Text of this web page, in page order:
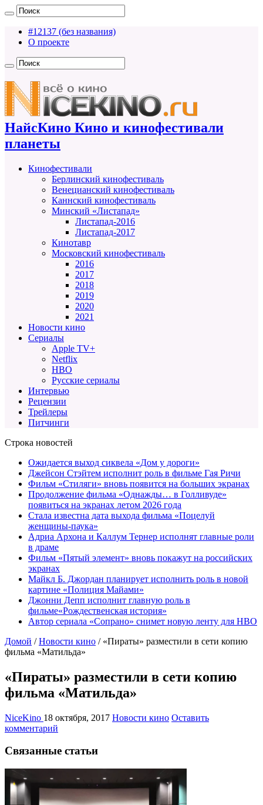
#12137 (без названия)
О проекте
НайсКино Кино и кинофестивали
планеты
Кинофестивали
Берлинский кинофестиваль
Венецианский кинофестиваль
Каннский кинофестиваль
Минский «Листапад»
Листапад-2016
Листапад-2017
Кинотавр
Московский кинофестиваль
2016
2017
2018
2019
2020
2021
Новости кино
Сериалы
Apple TV+
Netflix
HBO
Русские сериалы
Интервью
Рецензии
Трейлеры
Питчинги
Строка новостей
Ожидается выход сиквела «Дом у дороги»
Джейсон Стэйтем исполнит роль в фильме Гая Ричи
Фильм «Стиляги» вновь появится на больших экранах
Продолжение фильма «Однажды… в Голливуде»
появиться на экранах летом 2026 года
Стала известна дата выхода фильма «Поцелуй
женщины-паука»
Адриа Архона и Каллум Тернер исполнят главные роли
в драме
Фильм «Пятый элемент» вновь покажут на российских
экранах
Майкл Б. Джордан планирует исполнить роль в новой
картине «Полиция Майами»
Джонни Депп исполнит главную роль в
фильме«Рождественская история»
Автор сериала «Сопрано» снимет новую ленту для HBO
Домой / Новости кино / «Пираты» разместили в сети копию
фильма «Матильда»
«Пираты» разместили в сети копию
фильма «Матильда»
NiceKino 18 октября, 2017 Новости кино Оставить
комментарий
Связанные статьи